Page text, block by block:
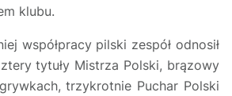
klubu.
współpracy pilski zespół odnosił
tytuły Mistrza Polski, brązowy
trzykrotnie Puchar Polski